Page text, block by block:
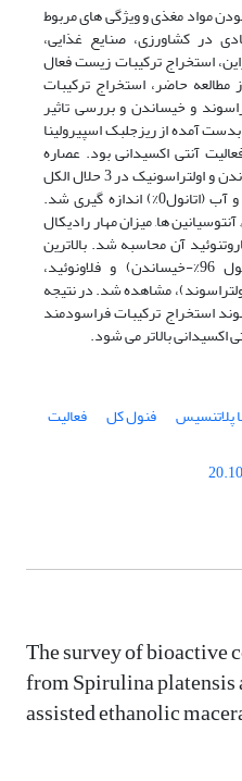
مواد مغذی و ویژگی های مربوط
در کشاورزی، صنایع غذایی،
استخراج ترکیبات زیست فعال
حاضر، استخراج ترکیبات
و خیساندن و بررسی تاثیر
آمدهاز ریزجلبک اسپیرولینا
آنتی اکسیدانی بود. عصاره
جلبک اسپیرولینا به دو روش خیساندن و اولتراسونیک در 3 حلال الکل
الکل (اتانول50%) و آب (اتانول0%) اندازه گیری شد.
ها, میزان مهار رادیکال
آن محاسبه شد. بالاترین
مقادیر فنول کل در تیمار (اتانول 96%-خیساندن) و فلاونوئید،
در نتیجه
استخراج ترکیبات فراسودمند
اکسیدانی بالاتر می شود.
پلاتنسیس فنول کل فعالیت
The survey of bioactive
from Spirulina
assisted ethanolic